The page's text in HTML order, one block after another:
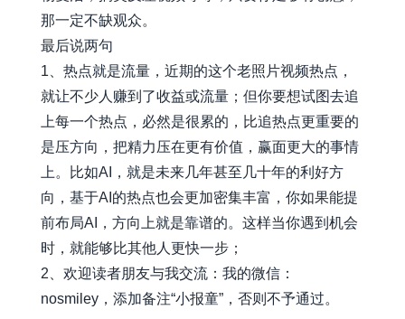
那一定不缺观众。
最后说两句
1、热点就是流量，近期的这个老照片视频热点，
就让不少人赚到了收益或流量；但你要想试图去追
上每一个热点，必然是很累的，比追热点更重要的
是压方向，把精力压在更有价值，赢面更大的事情
上。比如AI，就是未来几年甚至几十年的利好方
向，基于AI的热点也会更加密集丰富，你如果能提
前布局AI，方向上就是靠谱的。这样当你遇到机会
时，就能够比其他人更快一步；
2、欢迎读者朋友与我交流：我的微信：
nosmiley，添加备注“小报童”，否则不予通过。